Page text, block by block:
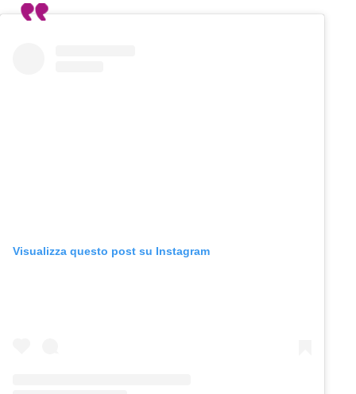
Visualizza questo post su Instagram